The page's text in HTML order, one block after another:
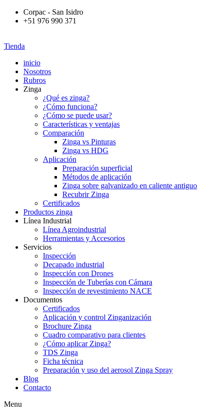
Corpac - San Isidro
+51 976 990 371
Tienda
inicio
Nosotros
Rubros
Zinga
¿Qué es zinga?
¿Cómo funciona?
¿Cómo se puede usar?
Características y ventajas
Comparación
Zinga vs Pinturas
Zinga vs HDG
Aplicación
Preparación superficial
Métodos de aplicación
Zinga sobre galvanizado en caliente antiguo
Recubrir Zinga
Certificados
Productos zinga
Línea Industrial
Línea Agroindustrial
Herramientas y Accesorios
Servicios
Inspección
Decapado industrial
Inspección con Drones
Inspección de Tuberías con Cámara
Inspección de revestimiento NACE
Documentos
Certificados
Aplicación y control Zinganización
Brochure Zinga
Cuadro comparativo para clientes
¿Cómo aplicar Zinga?
TDS Zinga
Ficha técnica
Preparación y uso del aerosol Zinga Spray
Blog
Contacto
Menu